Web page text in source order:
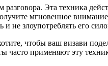
Эта техника
мгновенное
не злоупотреблять его
чтобы ваш визави
часто применяют эту